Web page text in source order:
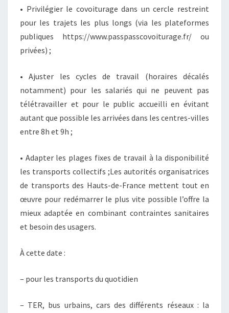
• Privilégier le covoiturage dans un cercle restreint
pour les trajets les plus longs (via les plateformes
publiques https://www.passpasscovoiturage.fr/ ou
privées) ;
• Ajuster les cycles de travail (horaires décalés
notamment) pour les salariés qui ne peuvent pas
télétravailler et pour le public accueilli en évitant
autant que possible les arrivées dans les centres-villes
entre 8h et 9h ;
• Adapter les plages fixes de travail à la disponibilité
les transports collectifs ;Les autorités organisatrices
de transports des Hauts-de-France mettent tout en
œuvre pour redémarrer le plus vite possible l’offre la
mieux adaptée en combinant contraintes sanitaires
et besoin des usagers.
À cette date :
– pour les transports du quotidien
– TER, bus urbains, cars des différents réseaux : la